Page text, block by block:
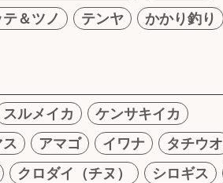
＆ツノ テンヤ
かかり釣り
スルメイカ
ケンサキイカ
アマゴ イワナ
タチウオ
クロダイ（チヌ） シロギス